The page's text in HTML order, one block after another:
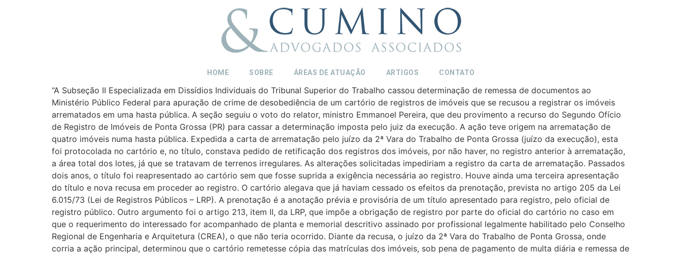
HOME SOBRE ÁREAS DE ATUAÇÃO ARTIGOS CONTATO
“A Subseção II Especializada em Dissídios Individuais do Tribunal Superior do Trabalho cassou determinação de remessa de documentos ao
Ministério Público Federal para apuração de crime de desobediência de um cartório de registros de imóveis que se recusou a registrar os imóveis
arrematados em uma hasta pública. A seção seguiu o voto do relator, ministro Emmanoel Pereira, que deu provimento a recurso do Segundo Ofício
de Registro de Imóveis de Ponta Grossa (PR) para cassar a determinação imposta pelo juiz da execução. A ação teve origem na arrematação de
quatro imóveis numa hasta pública. Expedida a carta de arrematação pelo juízo da 2ª Vara do Trabalho de Ponta Grossa (juízo da execução), esta
foi protocolada no cartório e, no título, constava pedido de retificação dos registros dos imóveis, por não haver, no registro anterior à arrematação,
a área total dos lotes, já que se tratavam de terrenos irregulares. As alterações solicitadas impediriam a registro da carta de arrematação. Passados
dois anos, o título foi reapresentado ao cartório sem que fosse suprida a exigência necessária ao registro. Houve ainda uma terceira apresentação
do título e nova recusa em proceder ao registro. O cartório alegava que já haviam cessado os efeitos da prenotação, prevista no artigo 205 da Lei
6.015/73 (Lei de Registros Públicos – LRP). A prenotação é a anotação prévia e provisória de um título apresentado para registro, pelo oficial de
registro público. Outro argumento foi o artigo 213, item II, da LRP, que impõe a obrigação de registro por parte do oficial do cartório no caso em
que o requerimento do interessado for acompanhado de planta e memorial descritivo assinado por profissional legalmente habilitado pelo Conselho
Regional de Engenharia e Arquitetura (CREA), o que não teria ocorrido. Diante da recusa, o juízo da 2ª Vara do Trabalho de Ponta Grossa, onde
corria a ação principal, determinou que o cartório remetesse cópia das matrículas dos imóveis, sob pena de pagamento de multa diária e remessa de